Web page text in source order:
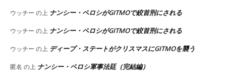
ウッチー の上 ナンシー・ペロシがGITMOで絞首刑にされる
ウッチー の上 ナンシー・ペロシがGITMOで絞首刑にされる
ウッチー の上 ディープ・ステートがクリスマスにGITMOを襲う
匿名 の上 ナンシー・ペロシ軍事法廷（完結編）